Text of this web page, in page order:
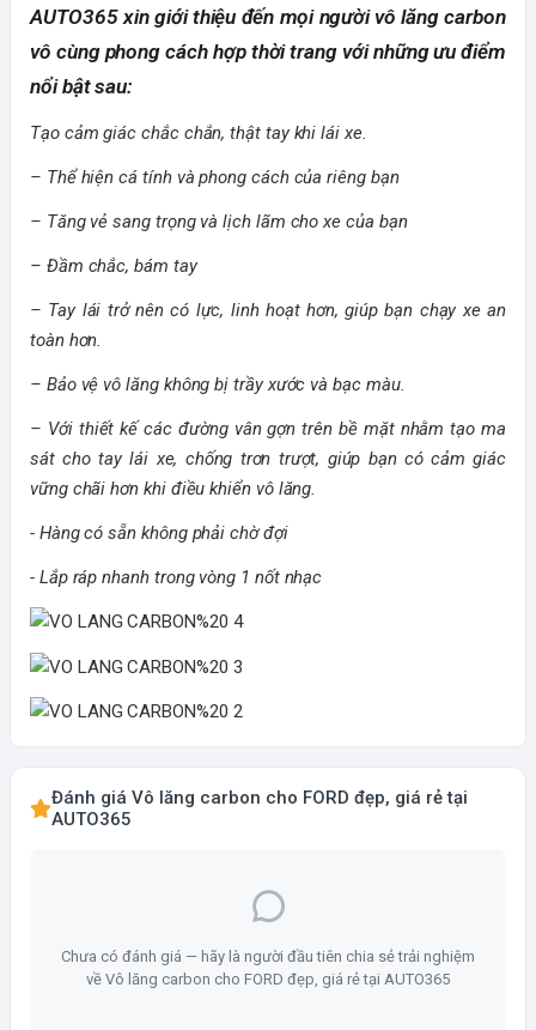
AUTO365 xin giới thiệu đến mọi người vô lăng carbon
vô cùng phong cách hợp thời trang với những ưu điểm
nổi bật sau:
Tạo cảm giác chắc chắn, thật tay khi lái xe.
– Thể hiện cá tính và phong cách của riêng bạn
– Tăng vẻ sang trọng và lịch lãm cho xe của bạn
– Đầm chắc, bám tay
– Tay lái trở nên có lực, linh hoạt hơn, giúp bạn chạy xe an
toàn hơn.
– Bảo vệ vô lăng không bị trầy xước và bạc màu.
– Với thiết kế các đường vân gợn trên bề mặt nhằm tạo ma
sát cho tay lái xe, chống trơn trượt, giúp bạn có cảm giác
vững chãi hơn khi điều khiển vô lăng.
- Hàng có sẵn không phải chờ đợi
- Lắp ráp nhanh trong vòng 1 nốt nhạc
Đánh giá Vô lăng carbon cho FORD đẹp, giá rẻ tại
AUTO365
Chưa có đánh giá — hãy là người đầu tiên chia sẻ trải nghiệm
về Vô lăng carbon cho FORD đẹp, giá rẻ tại AUTO365